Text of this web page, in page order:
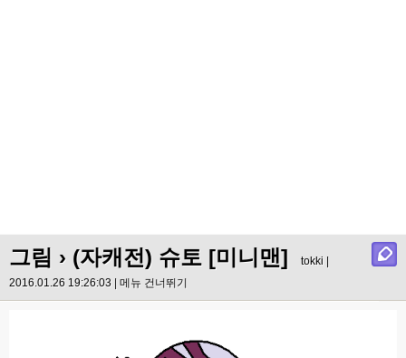
그림 › (자캐전) 슈토 [미니맨]
tokki |
2016.01.26 19:26:03 | 메뉴 건너뛰기